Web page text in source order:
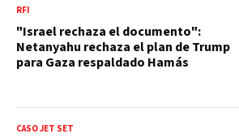
RFI
"Israel rechaza el documento":
Netanyahu rechaza el plan de Trump
para Gaza respaldado Hamás
CASO JET SET